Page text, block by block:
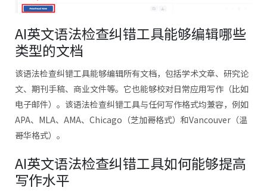
AI英文语法检查纠错工具能够编辑哪些
类型的文档
该语法检查纠错工具能够编辑所有文档，包括学术文章、研究论
文、期刊手稿、商业文件等。它也能够校对日常应用写作（比如
电子邮件）。该语法检查纠错工具与任何写作格式均兼容，例如
APA、MLA、AMA、Chicago（芝加哥格式）和Vancouver（温
哥华格式）。
AI英文语法检查纠错工具如何能够提高
写作水平